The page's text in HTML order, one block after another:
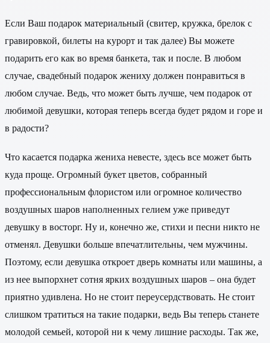
Если Ваш подарок материальный (свитер, кружка, брелок с
гравировкой, билеты на курорт и так далее) Вы можете
подарить его как во время банкета, так и после. В любом
случае, свадебный подарок жениху должен понравиться в
любом случае. Ведь, что может быть лучше, чем подарок от
любимой девушки, которая теперь всегда будет рядом и горе и
в радости?
Что касается подарка жениха невесте, здесь все может быть
куда проще. Огромный букет цветов, собранный
профессиональным флористом или огромное количество
воздушных шаров наполненных гелием уже приведут
девушку в восторг. Ну и, конечно же, стихи и песни никто не
отменял. Девушки больше впечатлительны, чем мужчины.
Поэтому, если девушка откроет дверь комнаты или машины, а
из нее выпорхнет сотня ярких воздушных шаров – она будет
приятно удивлена. Но не стоит переусердствовать. Не стоит
слишком тратиться на такие подарки, ведь Вы теперь станете
молодой семьей, которой ни к чему лишние расходы. Так же,